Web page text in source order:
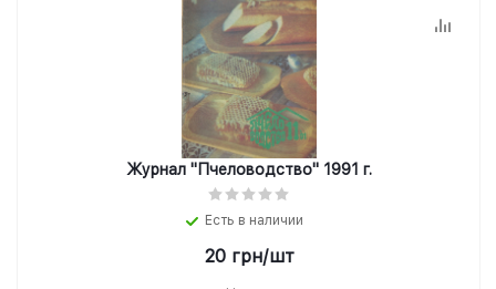
Журнал "Пчеловодство" 1991 г.
Есть в наличии
20грн/шт